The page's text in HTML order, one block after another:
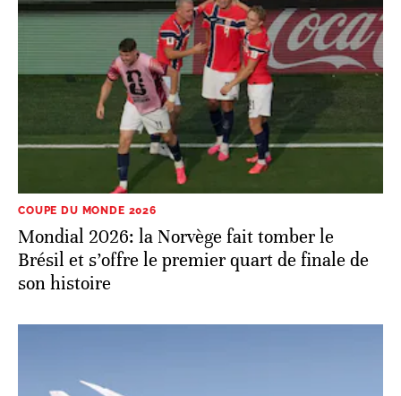
COUPE DU MONDE 2026
Mondial 2026: la Norvège fait tomber le
Brésil et s’offre le premier quart de finale de
son histoire